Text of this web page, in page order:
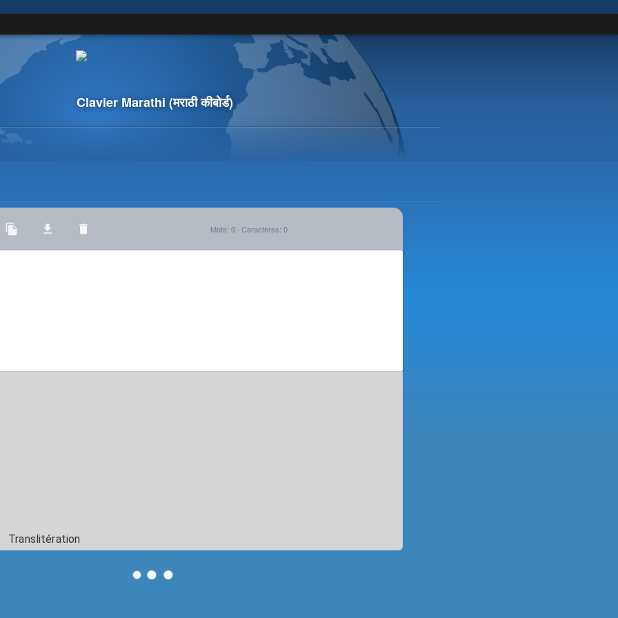
Clavier Marathi (मराठी कीबोर्ड)
Mots: 0· Caractères: 0
Translitération